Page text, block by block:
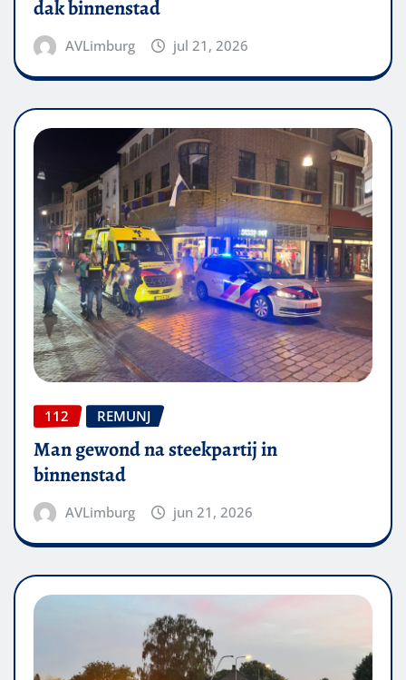
dak binnenstad
AVLimburg jul 21, 2026
112 REMUNJ
Man gewond na steekpartij in
binnenstad
AVLimburg jun 21, 2026